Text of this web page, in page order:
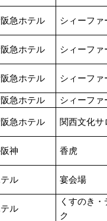
急ホテル シィーファ
急ホテル シィーファ
急ホテル シィーファ
急ホテル シィーファ
急ホテル 関西文化サ
神 香虎
ル 宴会場
ル
くすのき・
ク